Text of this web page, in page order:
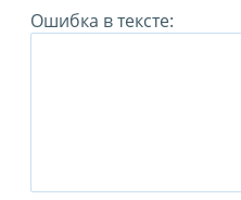
Ошибка в тексте: